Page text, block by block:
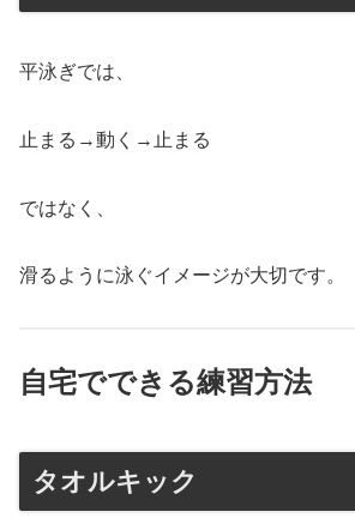
平泳ぎでは、
止まる→動く→止まる
ではなく、
滑るように泳ぐイメージが大切です。
自宅でできる練習方法
タオルキック